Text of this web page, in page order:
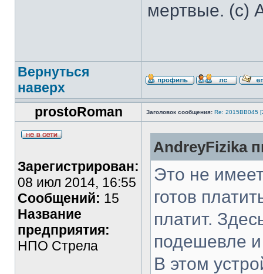
мертвые. (с)
Вернуться
наверх
prostoRoman
Заголовок сообщения: Re: 2015ВВ045
Зарегистрирован:
08 июл 2014, 16:55
Сообщений: 15
Название
предприятия:
НПО Стрела
AndreyFizika
Это не
готов
платит.
подешевле
В этом